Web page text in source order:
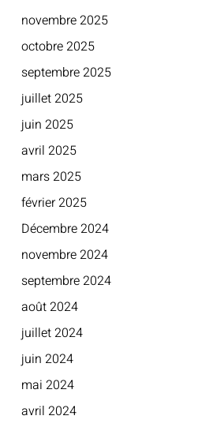
novembre 2025
octobre 2025
septembre 2025
juillet 2025
juin 2025
avril 2025
mars 2025
février 2025
Décembre 2024
novembre 2024
septembre 2024
août 2024
juillet 2024
juin 2024
mai 2024
avril 2024